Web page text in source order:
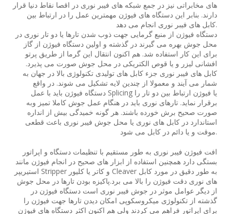
های مخابراتی نیز در جمع شبکه های فیبر نوری در اقصا نقاط دنیا قرار
دارند. بنابر این دستگاه های فیوژن مهمترین عمل را در ارتباط بین
کابل های فیبر نوری انجام می دهد.
دستگاه فیوژن از منبع گرمایی جهت ذوب شدن تارها یا دو تار نوری در
محل جوش بهره می گیرند در گذشته و اولین دستگاه فیوژن از گاز
برای این کار استفاده شد. هم اکنون انتقال این گرما از طریق پرتو
افشانی لیزر و یا قوص الکتریکی در محل جوش صورت می پذیرد.
کابل های فیبر نوری جزء کابل های تولیدی تکنولوژی بالا در جهان به
شمار می آیند و معمولا از چندین لایه تشکیل می شوند. در واقع
دستگاه فیوژن باید با عمل Splicing یا فیوژن ارتباط بین دو تار را
برقرار نماید. تارهای نوری باید در هنگام عمل جوش کاملا تمیز وبه
صورت صحیح برش خورده باشند. هر گونه خمیدگی بیش از انداره
استاندارد در کابل های نوری یا محل جوش فیبر نوری باعث قطعی
موقت و یا دائم در کابل می شود.
افت فیوژن فیبر نوری به طور مستقیم با تنظیمات دستگاه و اپراتور
بستگی دارد همچنین استفاده از ابزار های صحیح در انجام فیوژن مانند
استیریپر Stripper و کاتر یا کلیور Cleaver به طور دقیق در مورد کابل
های نوری دقت فیوژن را بالا می برد.پاکیزه بودن تارها در محل جوش
از دیگر عوامل موثر در جوش فیبر نوری است دستگاه فیوژن در
گذشته از تکنولوژی میکروسکوپی امکان دیدن تارها جهت فیوژن را
برای اپراتور فراهم می کردند ولی هم اکنون اکثر دستگاه های فیوژن